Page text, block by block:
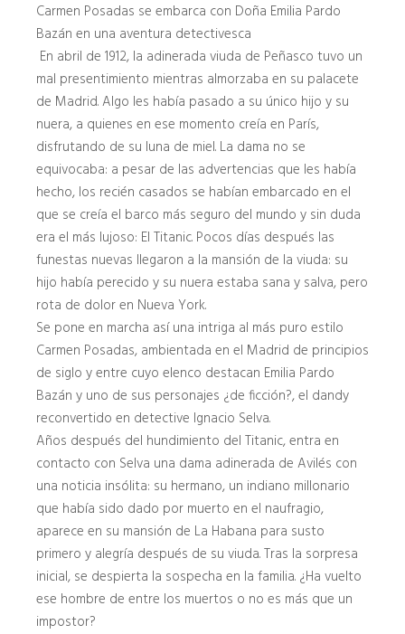
Carmen Posadas se embarca con Doña Emilia Pardo
Bazán en una aventura detectivesca
En abril de 1912, la adinerada viuda de Peñasco tuvo un
mal presentimiento mientras almorzaba en su palacete
de Madrid. Algo les había pasado a su único hijo y su
nuera, a quienes en ese momento creía en París,
disfrutando de su luna de miel. La dama no se
equivocaba: a pesar de las advertencias que les había
hecho, los recién casados se habían embarcado en el
que se creía el barco más seguro del mundo y sin duda
era el más lujoso: El Titanic. Pocos días después las
funestas nuevas llegaron a la mansión de la viuda: su
hijo había perecido y su nuera estaba sana y salva, pero
rota de dolor en Nueva York.
Se pone en marcha así una intriga al más puro estilo
Carmen Posadas, ambientada en el Madrid de principios
de siglo y entre cuyo elenco destacan Emilia Pardo
Bazán y uno de sus personajes ¿de ficción?, el dandy
reconvertido en detective Ignacio Selva.
Años después del hundimiento del Titanic, entra en
contacto con Selva una dama adinerada de Avilés con
una noticia insólita: su hermano, un indiano millonario
que había sido dado por muerto en el naufragio,
aparece en su mansión de La Habana para susto
primero y alegría después de su viuda. Tras la sorpresa
inicial, se despierta la sospecha en la familia. ¿Ha vuelto
ese hombre de entre los muertos o no es más que un
impostor?